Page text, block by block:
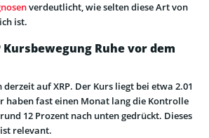
verdeutlicht, wie selten diese Art von
ist.
Ruhe vor dem
auf XRP. Der Kurs liegt bei etwa 2.01
haben fast einen Monat lang die Kontrolle
12 Prozent nach unten gedrückt. Dieses
relevant.